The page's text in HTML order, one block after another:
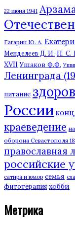
22 июня 1941
Гагарин Ю. А.
Менделеев Д. И. П. С.
XVII Ушаков Ф.Ф.
Ленинграда
питание
России
краеведение
оборона Севастополя
православная
российские
сатира и юмор семья
фитотерапия хобби
Метрика